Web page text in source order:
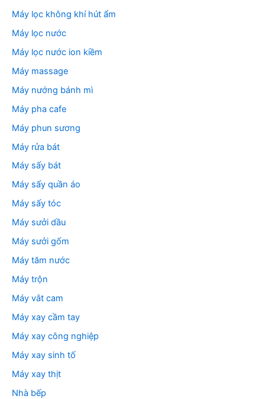
Máy lọc không khí hút ẩm
Máy lọc nước
Máy lọc nước ion kiềm
Máy massage
Máy nướng bánh mì
Máy pha cafe
Máy phun sương
Máy rửa bát
Máy sấy bát
Máy sấy quần áo
Máy sấy tóc
Máy sưởi dầu
Máy sưởi gốm
Máy tăm nước
Máy trộn
Máy vắt cam
Máy xay cầm tay
Máy xay công nghiệp
Máy xay sinh tố
Máy xay thịt
Nhà bếp